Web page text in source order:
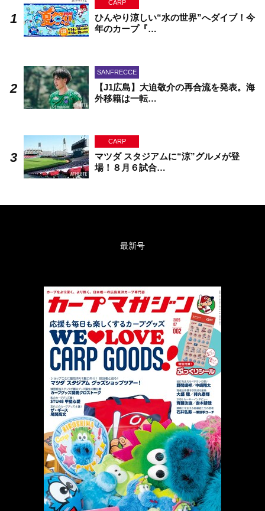
CARP
ひんやり涼しい“水の世界”へダイブ！今
年のカープ『…
SANFRECCE
【J1広島】大迫敬介の再合流を発表。海
外移籍は一転…
CARP
マツダ スタジアムに“涼”グルメが登
場！８月６試合…
最新号